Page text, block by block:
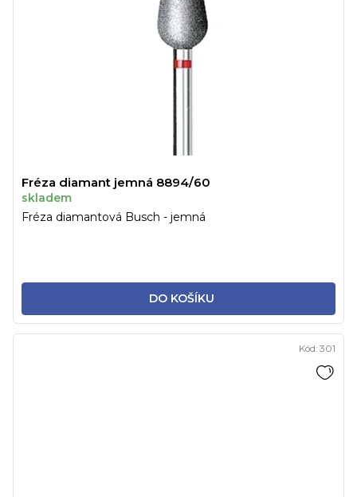
Fréza diamant jemná 8894/60
skladem
DO KOŠÍKU
Fréza diamantová Busch - jemná
Kód: 301